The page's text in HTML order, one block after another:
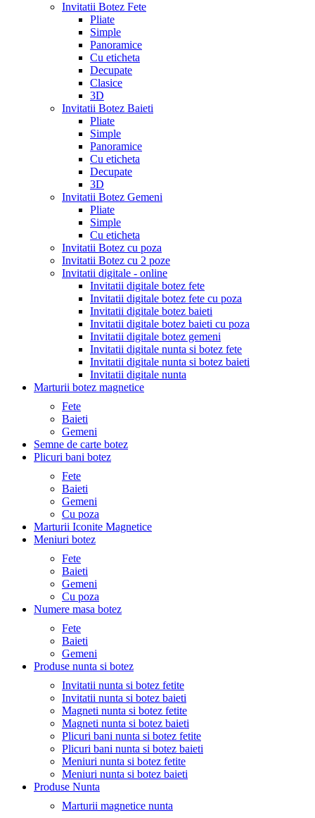
Invitatii Botez Fete
Pliate
Simple
Panoramice
Cu eticheta
Decupate
Clasice
3D
Invitatii Botez Baieti
Pliate
Simple
Panoramice
Cu eticheta
Decupate
3D
Invitatii Botez Gemeni
Pliate
Simple
Cu eticheta
Invitatii Botez cu poza
Invitatii Botez cu 2 poze
Invitatii digitale - online
Invitatii digitale botez fete
Invitatii digitale botez fete cu poza
Invitatii digitale botez baieti
Invitatii digitale botez baieti cu poza
Invitatii digitale botez gemeni
Invitatii digitale nunta si botez fete
Invitatii digitale nunta si botez baieti
Invitatii digitale nunta
Marturii botez magnetice
Fete
Baieti
Gemeni
Semne de carte botez
Plicuri bani botez
Fete
Baieti
Gemeni
Cu poza
Marturii Iconite Magnetice
Meniuri botez
Fete
Baieti
Gemeni
Cu poza
Numere masa botez
Fete
Baieti
Gemeni
Produse nunta si botez
Invitatii nunta si botez fetite
Invitatii nunta si botez baieti
Magneti nunta si botez fetite
Magneti nunta si botez baieti
Plicuri bani nunta si botez fetite
Plicuri bani nunta si botez baieti
Meniuri nunta si botez fetite
Meniuri nunta si botez baieti
Produse Nunta
Marturii magnetice nunta